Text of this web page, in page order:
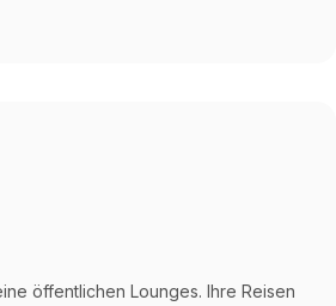
öffentlichen Lounges. Ihre Reisen